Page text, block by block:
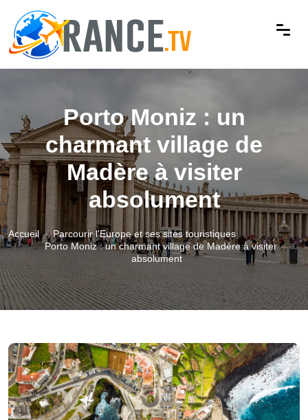
Porto Moniz : un
charmant village de
Madère à visiter
absolument
Accueil
Parcourir l'Europe et ses sites touristiques
Porto Moniz : un charmant village de Madère à visiter
absolument